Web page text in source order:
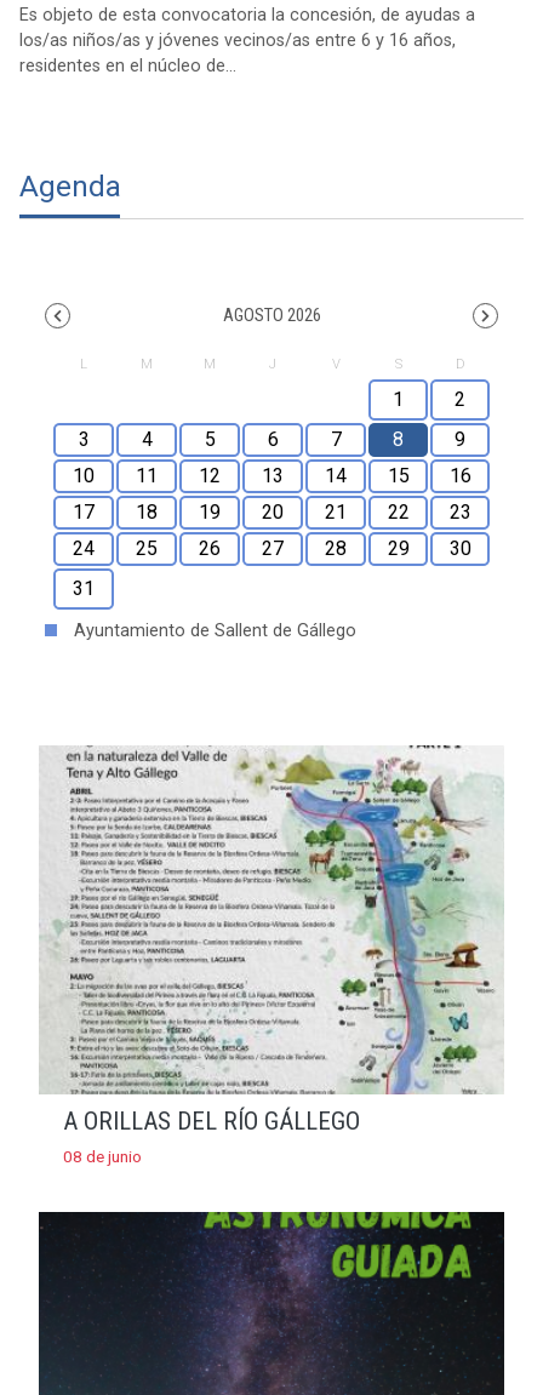
Es objeto de esta convocatoria la concesión, de ayudas a
los/as niños/as y jóvenes vecinos/as entre 6 y 16 años,
residentes en el núcleo de...
Agenda
AGOSTO 2026
1
2
3
4 5 6 7 8
9
10
11 12 13 14 15
16
17
18 19 20 21 22
23
24
25 26 27 28 29
30
31
Ayuntamiento de Sallent de Gállego
A ORILLAS DEL RÍO GÁLLEGO
08 de junio